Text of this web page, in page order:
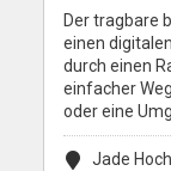
Der tragbare
einen
durch einen
einfacher
oder eine
Jade